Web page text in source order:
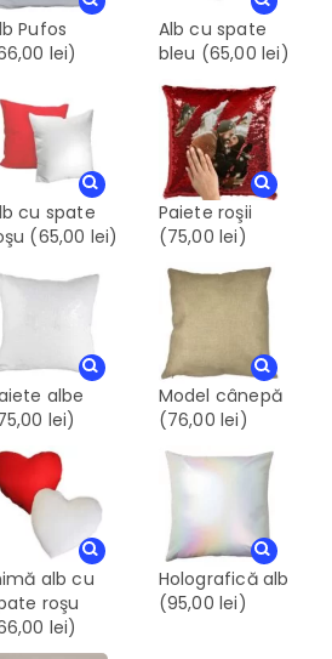
Pufos
lei)
Alb cu spate
bleu (65,00 lei)
cu spate
(65,00 lei)
Paiete roşii
(75,00 lei)
albe
lei)
Model cânepă
(76,00 lei)
alb cu
roşu
lei)
Holografică alb
(95,00 lei)